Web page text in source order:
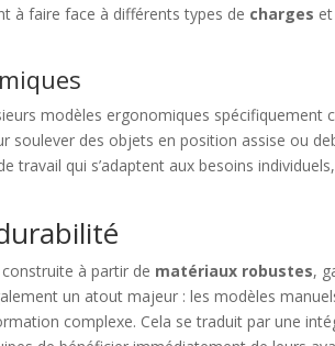
à faire face à différents types de charges
modèles ergonomiques spécifiquement
soulever des objets en position assise ou
travail qui s’adaptent aux besoins
à partir de matériaux robustes,
un atout majeur : les modèles
complexe. Cela se traduit par une